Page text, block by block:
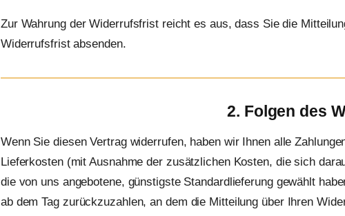
Zur Wahrung der Widerrufsfrist reicht es aus, dass Sie die
Widerrufsfrist absenden.
2. Folgen des
Wenn Sie diesen Vertrag widerrufen, haben wir Ihnen alle
Lieferkosten (mit Ausnahme der zusätzlichen Kosten, die sich
die von uns angebotene, günstigste Standardlieferung gewählt
ab dem Tag zurückzuzahlen, an dem die Mitteilung über Ihren